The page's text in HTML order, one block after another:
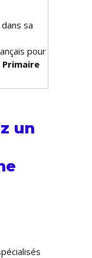
sa
pour
Primaire
un